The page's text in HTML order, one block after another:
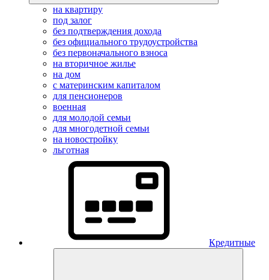
на квартиру
под залог
без подтверждения дохода
без официального трудоустройства
без первоначального взноса
на вторичное жилье
на дом
с материнским капиталом
для пенсионеров
военная
для молодой семьи
для многодетной семьи
на новостройку
льготная
Кредитные